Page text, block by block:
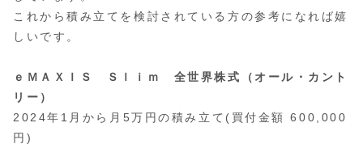
これから積み立てを検討されている方の参考になれば嬉
しいです。
ｅＭＡＸＩＳ Ｓｌｉｍ 全世界株式（オール・カント
リー）
2024年1月から月5万円の積み立て(買付金額 600,000
円)